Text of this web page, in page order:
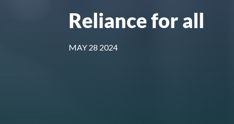
Reliance for all
MAY 28 2024